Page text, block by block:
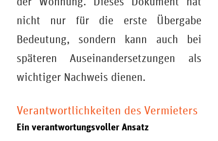
nicht nur für die erste Übergabe
Bedeutung, sondern kann auch bei
späteren Auseinandersetzungen als
wichtiger Nachweis dienen.
Verantwortlichkeiten des Vermieters
Ein verantwortungsvoller Ansatz